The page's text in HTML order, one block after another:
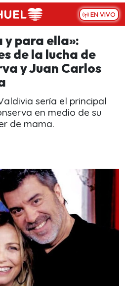
EN VIVO
y para ella»:
de la lucha de
y Juan Carlos
sería el principal
en medio de su
de mama.